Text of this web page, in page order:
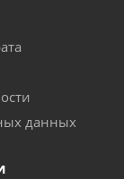
данных